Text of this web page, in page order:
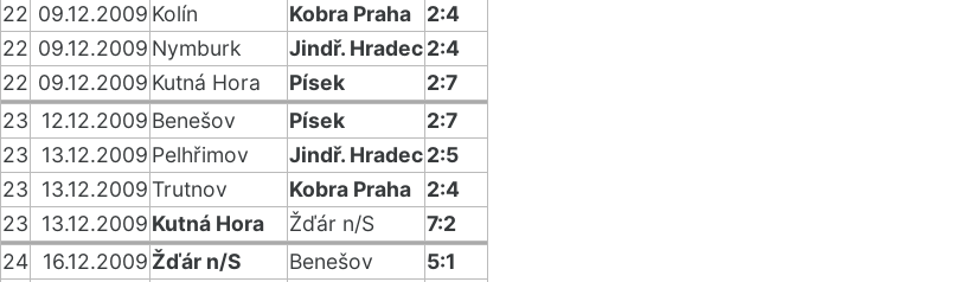
22 09.12.2009 Kolín Kobra Praha
2:4
22 09.12.2009 Nymburk Jindř. Hradec2:4
22 09.12.2009 Kutná Hora Písek
2:7
23
12.12.2009 Benešov Písek
2:7
23
13.12.2009 Pelhřimov Jindř. Hradec2:5
23
13.12.2009Trutnov Kobra Praha
2:4
23
13.12.2009 Kutná Hora Žďár n/S
7:2
24
16.12.2009 Žďár n/S Benešov
5:1